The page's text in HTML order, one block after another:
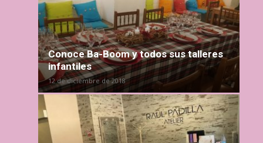
Conoce Ba-Boom y todos sus talleres
infantiles
12 de diciembre de 2018